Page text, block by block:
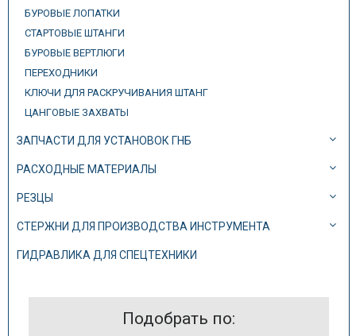
БУРОВЫЕ ЛОПАТКИ
СТАРТОВЫЕ ШТАНГИ
БУРОВЫЕ ВЕРТЛЮГИ
ПЕРЕХОДНИКИ
КЛЮЧИ ДЛЯ РАСКРУЧИВАНИЯ ШТАНГ
ЦАНГОВЫЕ ЗАХВАТЫ
ЗАПЧАСТИ ДЛЯ УСТАНОВОК ГНБ
РАСХОДНЫЕ МАТЕРИАЛЫ
РЕЗЦЫ
СТЕРЖНИ ДЛЯ ПРОИЗВОДСТВА ИНСТРУМЕНТА
ГИДРАВЛИКА ДЛЯ СПЕЦТЕХНИКИ
Подобрать по: